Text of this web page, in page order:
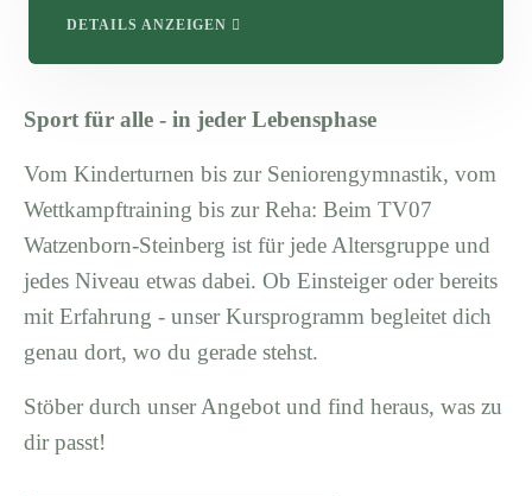
DETAILS ANZEIGEN
Sport für alle - in jeder Lebensphase
Vom Kinderturnen bis zur Seniorengymnastik, vom
Wettkampftraining bis zur Reha: Beim TV07
Watzenborn-Steinberg ist für jede Altersgruppe und
jedes Niveau etwas dabei. Ob Einsteiger oder bereits
mit Erfahrung - unser Kursprogramm begleitet dich
genau dort, wo du gerade stehst.
Stöber durch unser Angebot und find heraus, was zu
dir passt!